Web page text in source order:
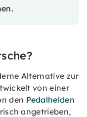
Alternative zur
von einer
den Pedalhelden
angetrieben,